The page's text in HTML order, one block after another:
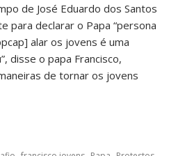
de José Eduardo dos Santos
para declarar o Papa “persona
alar os jovens é uma
disse o papa Francisco,
de tornar os jovens